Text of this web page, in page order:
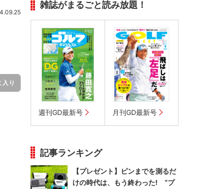
入り
雑誌がまるごと読み放題！
週刊GD最新号 月刊GD最新号
記事ランキング
【プレゼント】ピンまでを測るだ
けの時代は、もう終わった! “プ